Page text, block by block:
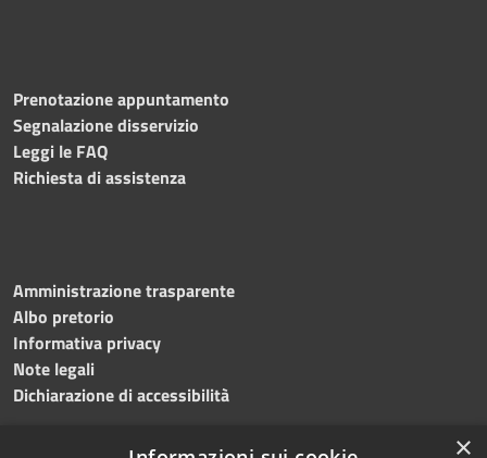
Prenotazione appuntamento
Segnalazione disservizio
Leggi le FAQ
Richiesta di assistenza
Amministrazione trasparente
Albo pretorio
Informativa privacy
Note legali
Dichiarazione di accessibilità
×